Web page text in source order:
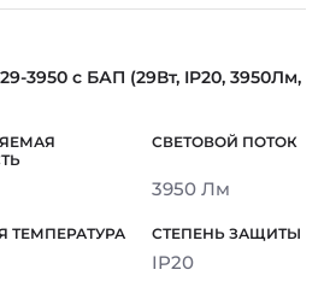
3950 с БАП (29Вт, IP20, 3950Лм,
3950 Лм
IP20